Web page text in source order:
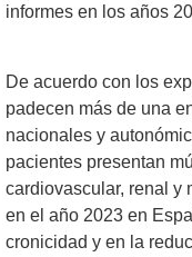
informes en los años
De acuerdo con los
padecen más de una
nacionales y
pacientes presentan
cardiovascular, renal y
en el año 2023 en
cronicidad y en la